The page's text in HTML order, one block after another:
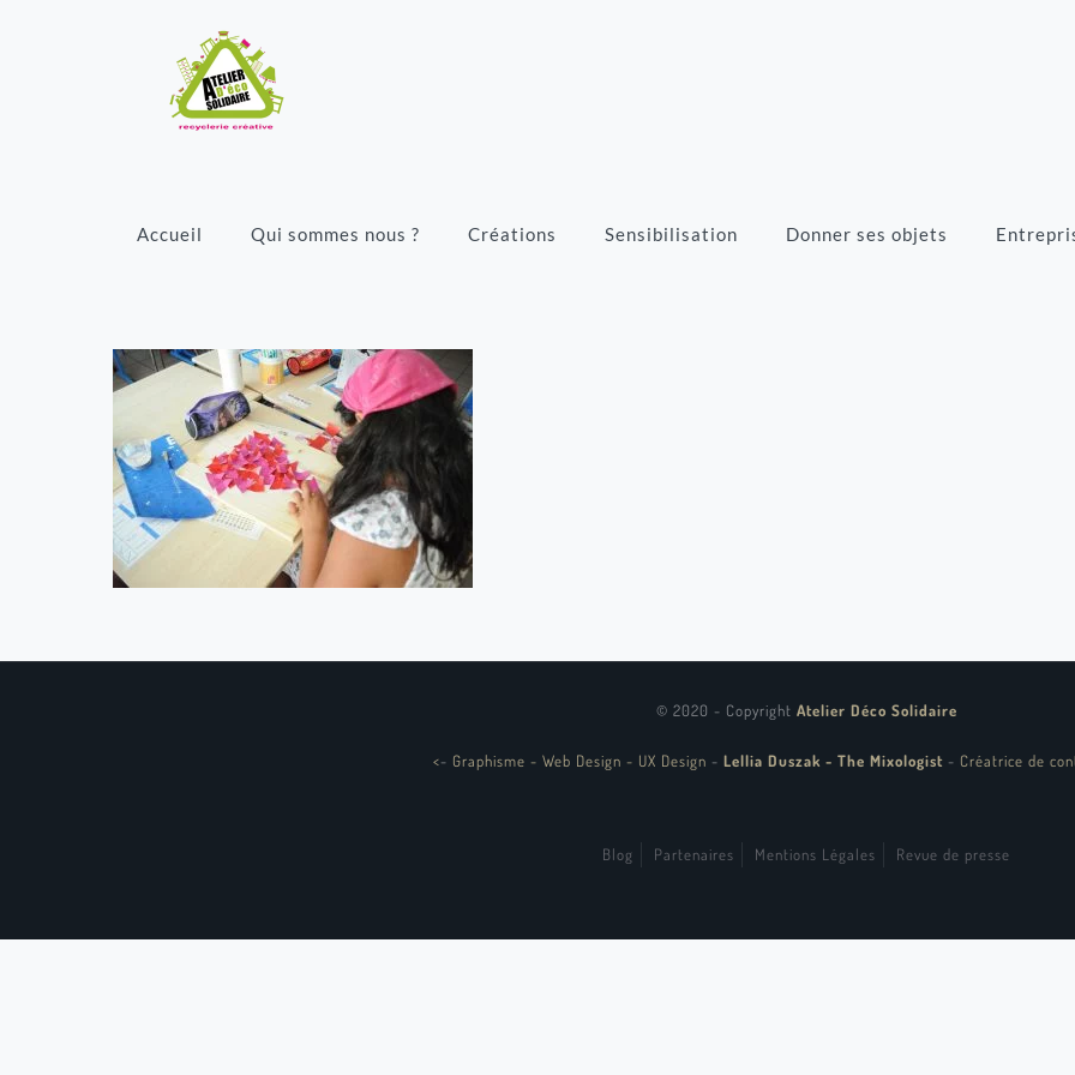
Accueil Qui sommes nous ? Créations Sensibilisation Donner ses objets
© 2020 - Copyright Atelier Déco Solidaire
<- Graphisme - Web Design - UX Design - Lellia Duszak - The Mixologist - Créatrice de
Blog Partenaires Mentions Légales Revue de presse